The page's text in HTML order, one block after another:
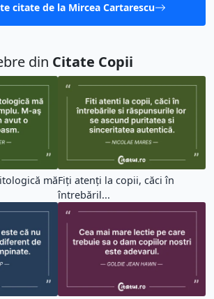
citate de la Mircea Cartarescu
din Citate Copii
măFiți atenți la copii, căci în
întrebăril...